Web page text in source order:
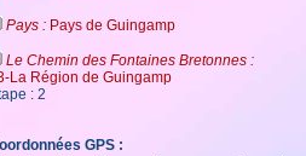
Pays : Pays de Guingamp
Le Chemin des Fontaines Bretonnes :
La Région de Guingamp
: 2
GPS :